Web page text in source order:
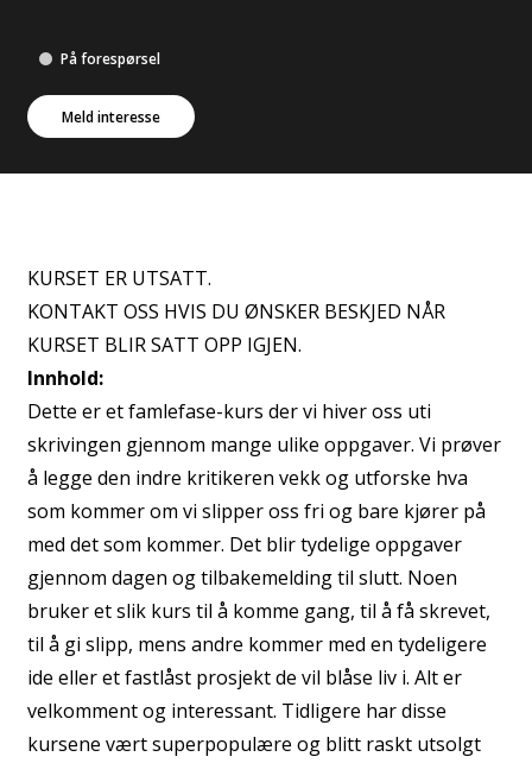
På forespørsel
Meld interesse
KURSET ER UTSATT.
KONTAKT OSS HVIS DU ØNSKER BESKJED NÅR
Innhold:
Dette er et famlefase-kurs der vi hiver oss uti
skrivingen gjennom mange ulike oppgaver. Vi prøver
å legge den indre kritikeren vekk og utforske hva
som kommer om vi slipper oss fri og bare kjører på
med det som kommer. Det blir tydelige oppgaver
gjennom dagen og tilbakemelding til slutt. Noen
bruker et slik kurs til å komme gang, til å få skrevet,
til å gi slipp, mens andre kommer med en tydeligere
ide eller et fastlåst prosjekt de vil blåse liv i. Alt er
velkomment og interessant. Tidligere har disse
kursene vært superpopulære og blitt raskt utsolgt